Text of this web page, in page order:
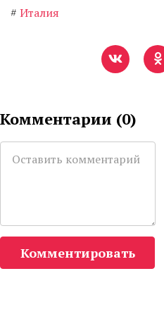
# Италия
Комментарии (0)
Комментировать